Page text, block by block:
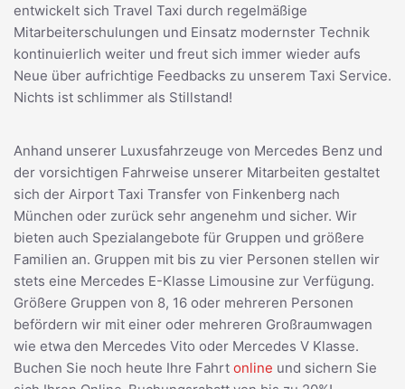
entwickelt sich Travel Taxi durch regelmäßige
Mitarbeiterschulungen und Einsatz modernster Technik
kontinuierlich weiter und freut sich immer wieder aufs
Neue über aufrichtige Feedbacks zu unserem Taxi Service.
Nichts ist schlimmer als Stillstand!
Anhand unserer Luxusfahrzeuge von Mercedes Benz und
der vorsichtigen Fahrweise unserer Mitarbeiten gestaltet
sich der Airport Taxi Transfer von Finkenberg nach
München oder zurück sehr angenehm und sicher. Wir
bieten auch Spezialangebote für Gruppen und größere
Familien an. Gruppen mit bis zu vier Personen stellen wir
stets eine Mercedes E-Klasse Limousine zur Verfügung.
Größere Gruppen von 8, 16 oder mehreren Personen
befördern wir mit einer oder mehreren Großraumwagen
wie etwa den Mercedes Vito oder Mercedes V Klasse.
Buchen Sie noch heute Ihre Fahrt online und sichern Sie